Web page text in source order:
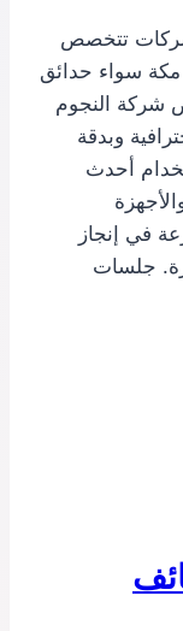
تتخصص
سواء حدائق
شركة النجوم
وبدقة
أحدث
في إنجاز
جلسات